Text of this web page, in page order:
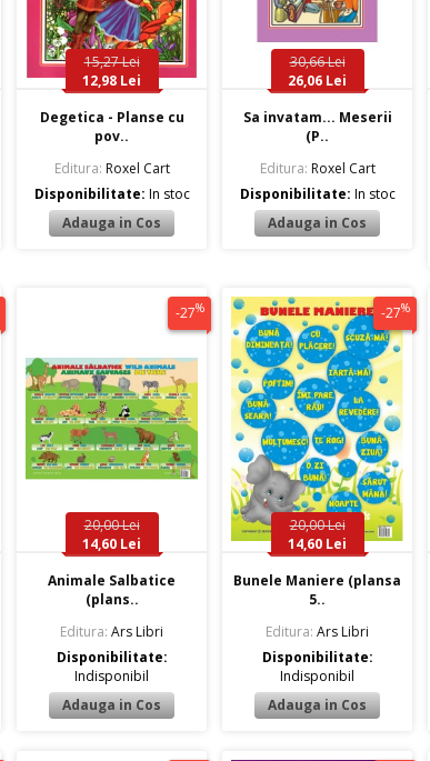
15,27 Lei
12,98 Lei
Degetica - Planse cu
pov..
Editura: Roxel Cart
Disponibilitate: In stoc
30,66 Lei
26,06 Lei
Sa invatam... Meserii
(P..
Editura: Roxel Cart
Disponibilitate: In stoc
-27%
20,00 Lei
14,60 Lei
Animale Salbatice
(plans..
Editura: Ars Libri
Disponibilitate:
Indisponibil
-27%
20,00 Lei
14,60 Lei
Bunele Maniere (plansa
5..
Editura: Ars Libri
Disponibilitate:
Indisponibil